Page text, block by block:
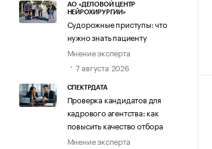
АО «ДЕЛОВОЙ ЦЕНТР
НЕЙРОХИРУРГИИ»
Судорожные приступы: что
нужно знать пациенту
Мнение эксперта
7 августа 2026
СПЕКТРДАТА
Проверка кандидатов для
кадрового агентства: как
повысить качество отбора
Мнение эксперта